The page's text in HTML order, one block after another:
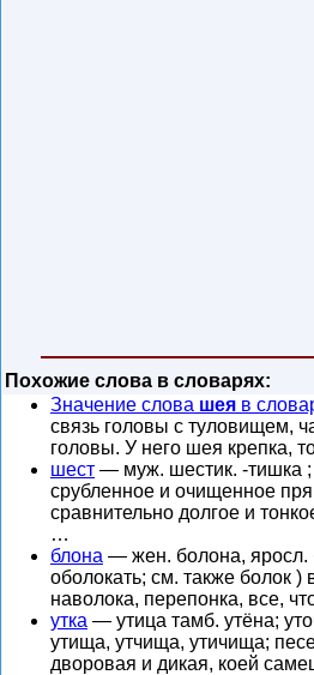
Похожие слова в словарях:
Значение слова шея в
связь головы с туловищем,
головы. У него шея крепка,
шест — муж. шестик. -тишка
срубленное и очищенное
сравнительно долгое и
…
блона — жен. болона, яросл.
оболокать; см. также болок )
наволока, перепонка, все,
утка — утица тамб. утёна;
утища, утчища, утичища;
дворовая и дикая, коей